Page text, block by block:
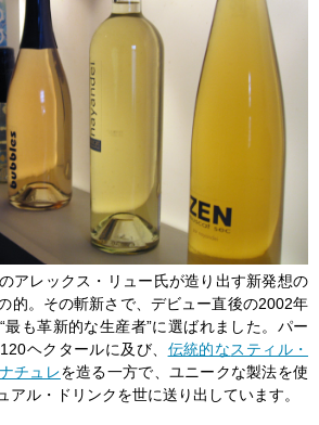
アレックス・リュー氏が造り出す新発想の
的。その斬新さで、デビュー直後の2002年
最も革新的な生産者”に選ばれました。パー
ヘクタールに及び、 伝統的なスティル・
ナチュレを造る一方で、ユニークな製法を使
アル・ドリンクを世に送り出しています。